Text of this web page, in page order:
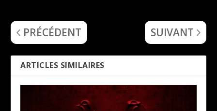
PRÉCÉDENT SUIVANT
ARTICLES SIMILAIRES